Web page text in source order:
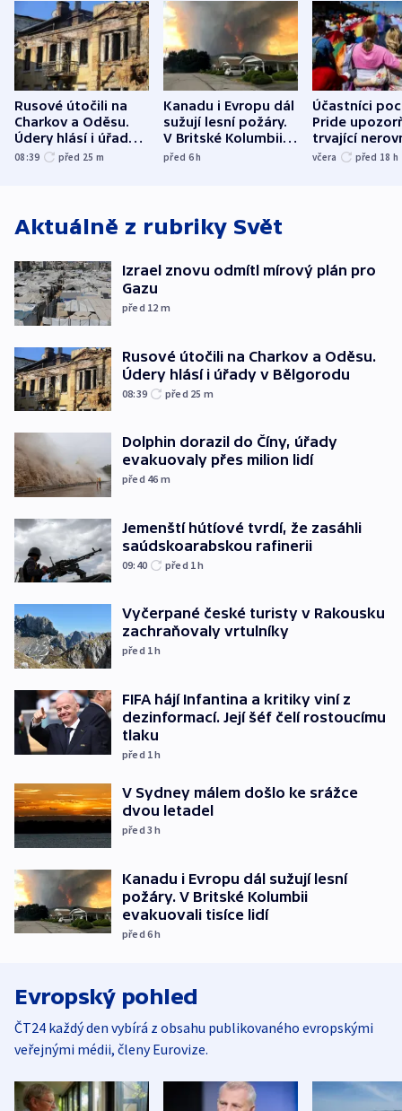
Rusové útočili na
Charkov a Oděsu.
Údery hlásí i úřady v
Bělgorodu
08:39 před 25 m
Kanadu i Evropu dál
sužují lesní požáry.
V Britské Kolumbii
evakuovali tisíce lidí
před 6h
Účastníci
Pride
trvající
včera před 18 h
Aktuálně z rubriky Svět
Izrael znovu odmítl mírový plán pro
Gazu
před 12 m
Rusové útočili na Charkov a Oděsu.
Údery hlásí i úřady v Bělgorodu
08:39 před 25 m
Dolphin dorazil do Číny, úřady
evakuovaly přes milion lidí
před 46 m
Jemenští hútíové tvrdí, že zasáhli
saúdskoarabskou rafinerii
09:40 před 1h
Vyčerpané české turisty v Rakousku
zachraňovaly vrtulníky
před 1h
FIFA hájí Infantina a kritiky viní z
dezinformací. Její šéf čelí rostoucímu
tlaku
před 1h
V Sydney málem došlo ke srážce
dvou letadel
před 3h
Kanadu i Evropu dál sužují lesní
požáry. V Britské Kolumbii
evakuovali tisíce lidí
před 6h
Evropský pohled
ČT24 každý den vybírá z obsahu publikovaného evropskými
veřejnými médii, členy Eurovize.